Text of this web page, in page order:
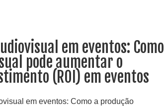
em eventos: Como
pode aumentar o
(ROI) em eventos
em eventos: Como a produção